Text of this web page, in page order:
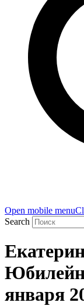
Open mobile menu
Search
января